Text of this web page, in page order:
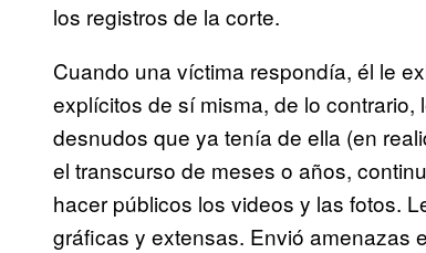
los registros de la corte.
Cuando una víctima respondía, él le
explícitos de sí misma, de lo
desnudos que ya tenía de ella (en
el transcurso de meses o años,
hacer públicos los videos y las fotos.
gráficas y extensas. Envió amenazas